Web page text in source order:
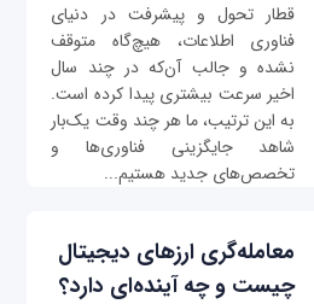
قطار تحول و پیشرفت در دنیای
فناوری اطلاعات، هیچ‌گاه متوقف
نشده و جالب آن‌که در چند سال
اخیر سرعت بیشتری پیدا کرده است.
به این ترتیب، ما هر چند وقت یک‌بار
شاهد جایگزینی فناوری‌ها و
تخصص‌های جدید هستیم...
معامله‌گری ارزهای دیجیتال
چیست و چه آینده‌ای دارد؟